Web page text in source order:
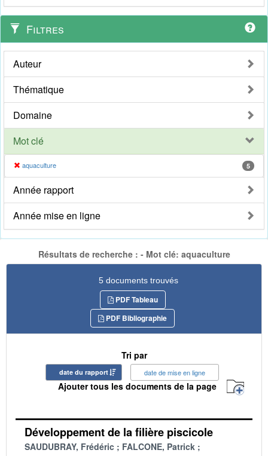
Filtres
Auteur
Thématique
Domaine
Mot clé
aquaculture 5
Année rapport
Année mise en ligne
Résultats de recherche : - Mot clé: aquaculture
5 documents trouvés
PDF Tableau
PDF Bibliographie
Tri par
date du rapport date de mise en ligne
Ajouter tous les documents de la page
Développement de la filière piscicole
SAUDUBRAY, Frédéric FALCONE, Patrick